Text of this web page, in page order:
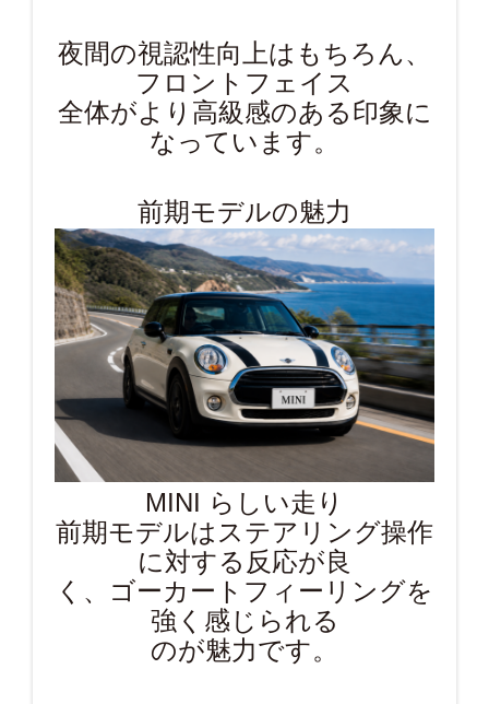
夜間の視認性向上はもちろん、
フロントフェイス
全体がより高級感のある印象に
なっています。
前期モデルの魅力
MINI らしい走り
前期モデルはステアリング操作
に対する反応が良
く、ゴーカートフィーリングを
強く感じられる
のが魅力です。